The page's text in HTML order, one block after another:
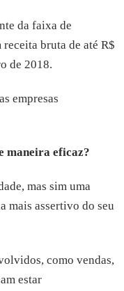
da faixa de
bruta de até R$
de 2018.
empresas
maneira eficaz?
mas sim uma
mais assertivo do seu
como vendas,
estar